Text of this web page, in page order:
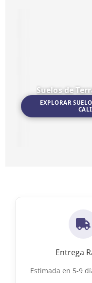
Suelos de
EXPLORAR
Entrega
Estimada en 5-9